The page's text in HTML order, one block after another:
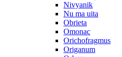
Nivyanik
Nu ma uita
Obrieta
Omonac
Orichofragmus
Origanum